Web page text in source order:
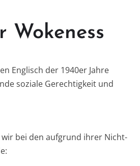
Englisch der 1940er Jahre
soziale Gerechtigkeit und
bei den aufgrund ihrer Nicht-